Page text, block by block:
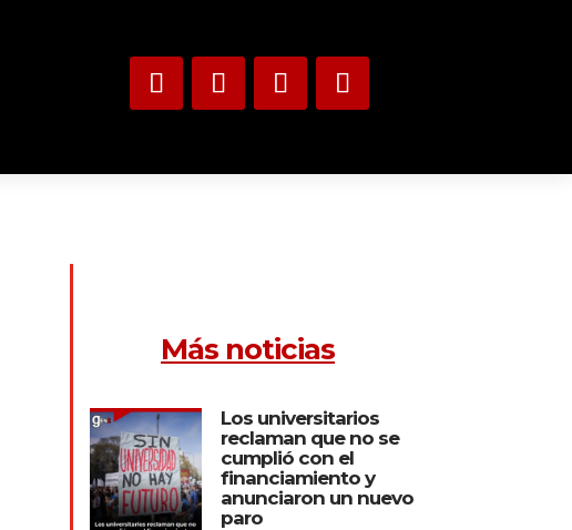
Más noticias
Los universitarios
reclaman que no se
cumplió con el
financiamiento y
anunciaron un nuevo
paro